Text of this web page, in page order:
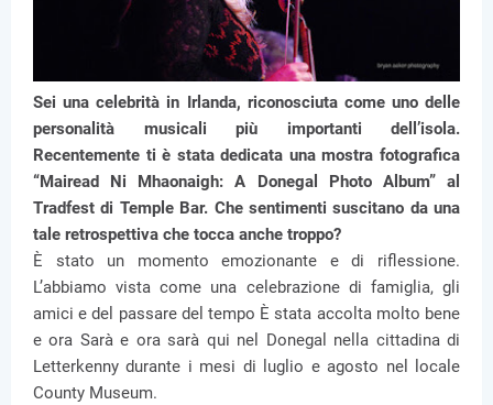
Sei una celebrità in Irlanda, riconosciuta come uno delle
personalità musicali più importanti dell’isola.
Recentemente ti è stata dedicata una mostra fotografica
“Mairead Ni Mhaonaigh: A Donegal Photo Album” al
Tradfest di Temple Bar. Che sentimenti suscitano da una
tale retrospettiva che tocca anche troppo?
È stato un momento emozionante e di riflessione.
L’abbiamo vista come una celebrazione di famiglia, gli
amici e del passare del tempo È stata accolta molto bene
e ora Sarà e ora sarà qui nel Donegal nella cittadina di
Letterkenny durante i mesi di luglio e agosto nel locale
County Museum.